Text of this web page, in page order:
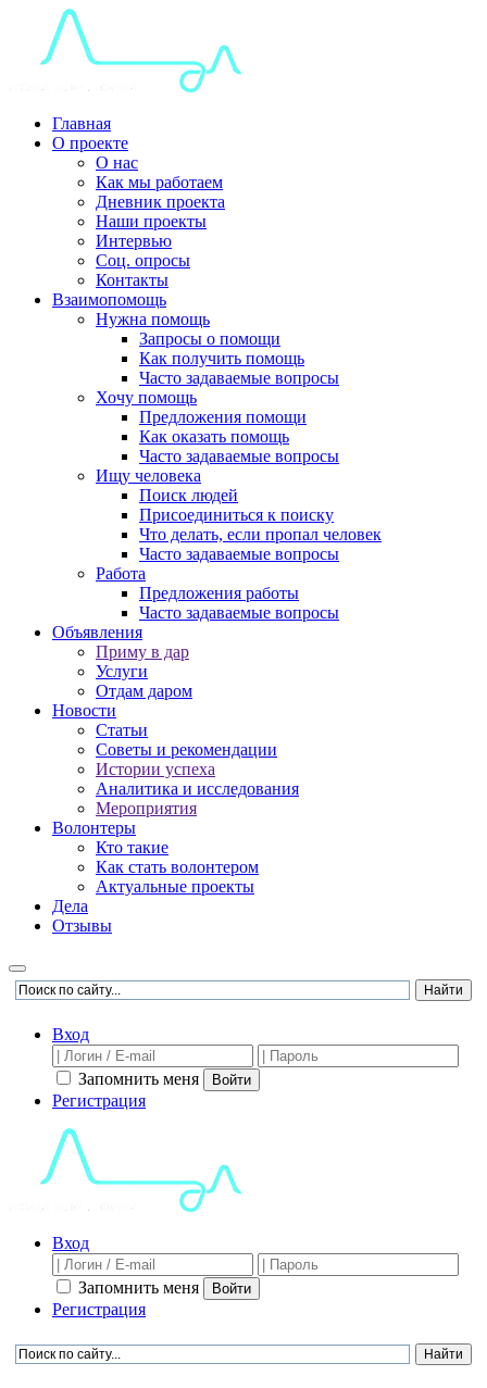
Главная
О проекте
О нас
Как мы работаем
Дневник проекта
Наши проекты
Интервью
Соц. опросы
Контакты
Взаимопомощь
Нужна помощь
Запросы о помощи
Как получить помощь
Часто задаваемые вопросы
Хочу помощь
Предложения помощи
Как оказать помощь
Часто задаваемые вопросы
Ищу человека
Поиск людей
Присоединиться к поиску
Что делать, если пропал человек
Часто задаваемые вопросы
Работа
Предложения работы
Часто задаваемые вопросы
Объявления
Приму в дар
Услуги
Отдам даром
Новости
Статьи
Советы и рекомендации
Истории успеха
Аналитика и исследования
Мероприятия
Волонтеры
Кто такие
Как стать волонтером
Актуальные проекты
Дела
Отзывы
Вход
Запомнить меня Войти
Регистрация
Вход
Запомнить меня Войти
Регистрация